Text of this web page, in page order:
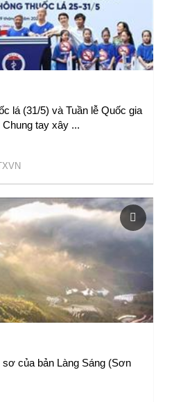
lá (31/5) và Tuần lễ Quốc gia
Chung tay xây ...
của bản Làng Sáng (Sơn